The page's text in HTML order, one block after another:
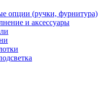
опции (ручки, фурнитура)
и аксессуары